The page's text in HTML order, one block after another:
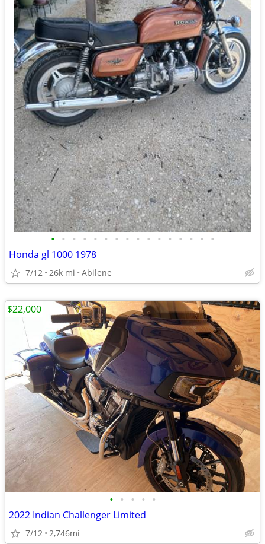
• • • • • • • • • • • • • • • •
Honda gl 1000 1978
7/12 26k mi Abilene
• • • • •
2022 Indian Challenger Limited
7/12 2,746mi
$22,000